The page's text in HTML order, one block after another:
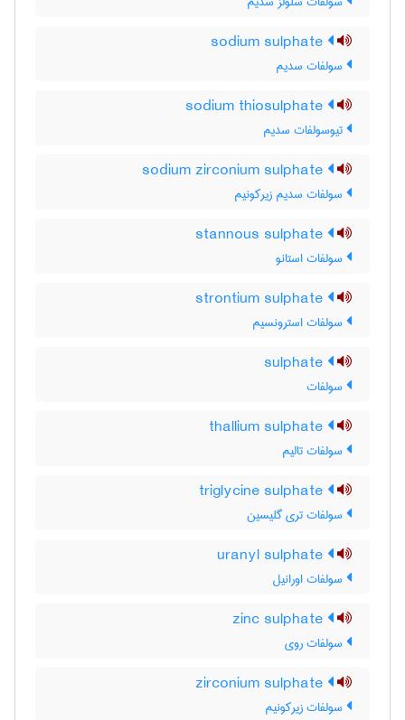
سولفات سدیم
تیوسولفات سدیم
سولفات سدیم زیرکونیم
سولفات استانو
سولفات استرونسیم
سولفات
سولفات تالیم
سولفات تری گلیسین
سولفات اورانیل
سولفات روی
سولفات زیرکونیم